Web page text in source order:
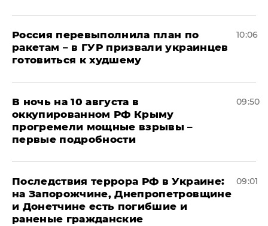
Россия перевыполнила план по
ракетам – в ГУР призвали украинцев
готовиться к худшему
10:06
В ночь на 10 августа в
оккупированном РФ Крыму
прогремели мощные взрывы –
первые подробности
09:50
Последствия террора РФ в Украине:
на Запорожчине, Днепропетровщине
и Донетчине есть погибшие и
раненые гражданские
09:01